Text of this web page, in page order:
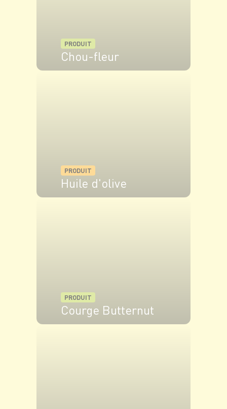
PRODUIT
Chou-fleur
PRODUIT
Huile d'olive
PRODUIT
Courge Butternut